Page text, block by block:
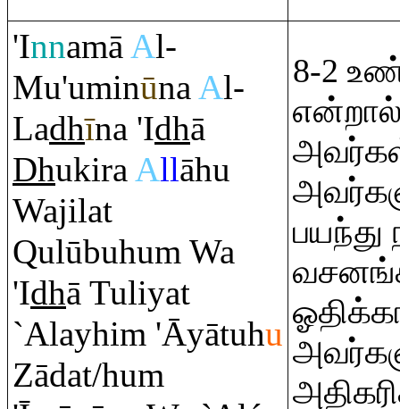
'InnamāAl-
Mu'uminūnaAl-
Ladhīna 'Idhā
DhukiraAllāhu
Wajilat
Qulūbuhum Wa
'Idhā Tuliyat
`Alayhim 'Āyātuhu
Zādat/hum
8-2
பயந்து